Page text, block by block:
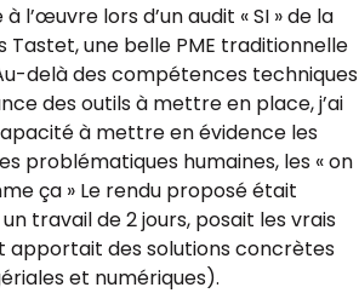
l’œuvre lors d’un audit « SI » de la
Tastet, une belle PME traditionnelle
delà des compétences techniques
des outils à mettre en place, j’ai
à mettre en évidence les
problématiques humaines, les « on
ça » Le rendu proposé était
travail de 2 jours, posait les vrais
apportait des solutions concrètes
et numériques).